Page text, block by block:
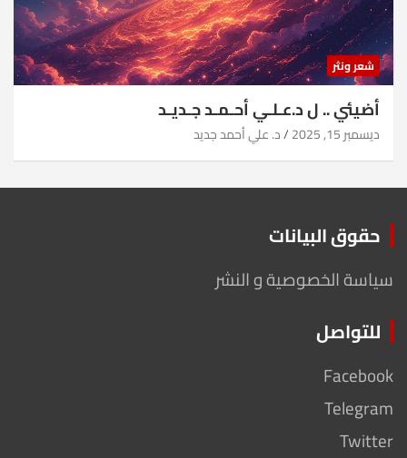
شعر ونثر
أضيئي .. ل د.عـلـي أحـمـد جـديـد
ديسمبر 15, 2025 د. علي أحمد جديد
حقوق البيانات
سياسة الخصوصية و النشر
للتواصل
Facebook
Telegram
Twitter